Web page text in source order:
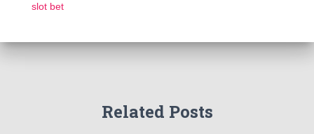
slot bet
Related Posts